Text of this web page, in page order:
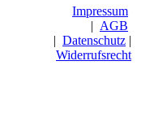
Impressum
| AGB
| Datenschutz|
Widerrufsrecht